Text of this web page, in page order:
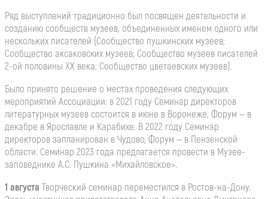
Ряд выступлений традиционно был посвящен деятельности и
созданию сообществ музеев, объединенных именем одного или
нескольких писателей (Сообщество пушкинских музеев;
Сообщество аксаковских музеев; Сообщество музеев писателей
2-ой половины ХХ века, Сообщество цветаевских музеев).
Было принято решение о местах проведения следующих
мероприятий Ассоциации: в 2021 году Семинар директоров
литературных музеев состоится в июне в Воронеже, Форум — в
декабре в Ярославле и Карабихе. В 2022 году Семинар
директоров запланирован в Чудово, Форум — в Пензенской
области. Семинар 2023 года предлагается провести в Музее-
заповеднике А.С. Пушкина «Михайловское».
1 августа Творческий семинар переместился в Ростов-на-Дону.